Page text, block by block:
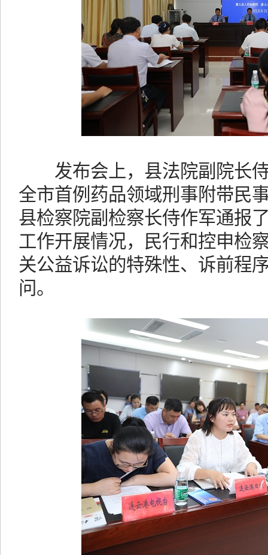
发布会上，县法院副院长侍
全市首例药品领域刑事附带民
县检察院副检察长侍作军通报
工作开展情况，民行和控申检
关公益诉讼的特殊性、诉前程
问。